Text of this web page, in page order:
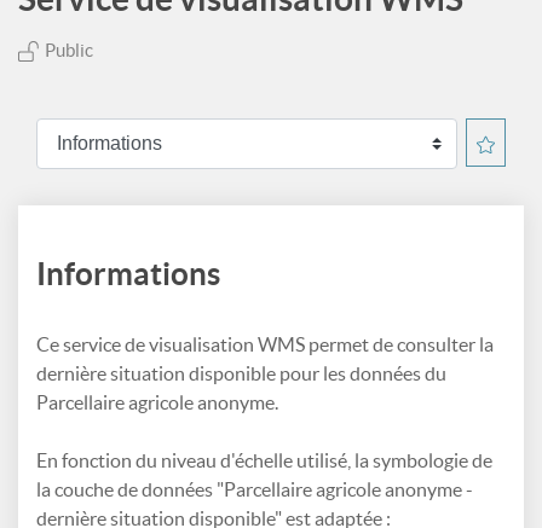
Public
Informations
Ce service de visualisation WMS permet de consulter la
dernière situation disponible pour les données du
Parcellaire agricole anonyme.
En fonction du niveau d'échelle utilisé, la symbologie de
la couche de données "Parcellaire agricole anonyme -
dernière situation disponible" est adaptée :